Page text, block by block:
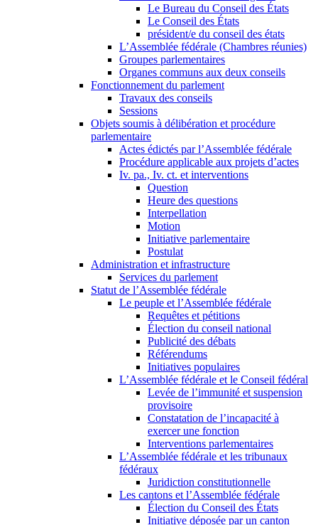
Le Bureau du Conseil des États
Le Conseil des États
président/e du conseil des états
L’Assemblée fédérale (Chambres réunies)
Groupes parlementaires
Organes communs aux deux conseils
Fonctionnement du parlement
Travaux des conseils
Sessions
Objets soumis à délibération et procédure
parlementaire
Actes édictés par l’Assemblée fédérale
Procédure applicable aux projets d’actes
Iv. pa., Iv. ct. et interventions
Question
Heure des questions
Interpellation
Motion
Initiative parlementaire
Postulat
Administration et infrastructure
Services du parlement
Statut de l’Assemblée fédérale
Le peuple et l’Assemblée fédérale
Requêtes et pétitions
Élection du conseil national
Publicité des débats
Référendums
Initiatives populaires
L’Assemblée fédérale et le Conseil fédéral
Levée de l’immunité et suspension
provisoire
Constatation de l’incapacité à
exercer une fonction
Interventions parlementaires
L’Assemblée fédérale et les tribunaux
fédéraux
Juridiction constitutionnelle
Les cantons et l’Assemblée fédérale
Élection du Conseil des États
Initiative déposée par un canton